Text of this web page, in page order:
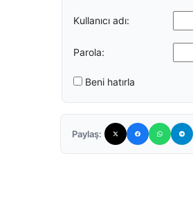
Kullanıcı adı:
Parola:
Beni hatırla
Paylaş: